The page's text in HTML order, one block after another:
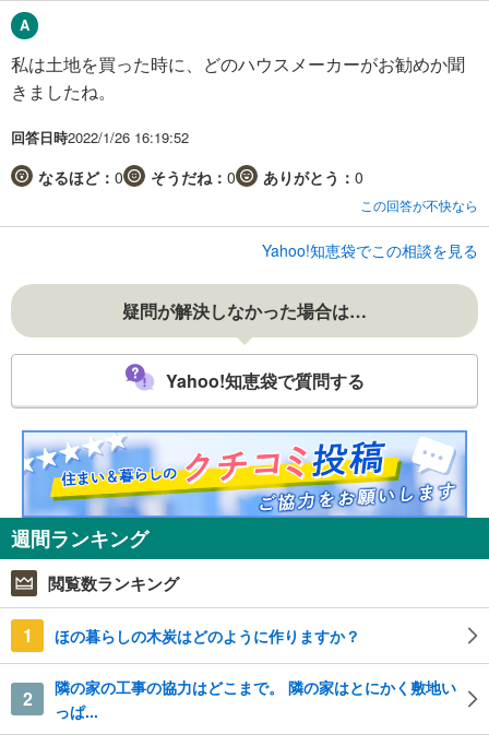
私は土地を買った時に、どのハウスメーカーがお勧めか聞
きましたね。
回答日時2022/1/26 16:19:52
なるほど： 0 そうだね： 0 ありがとう： 0
この回答が不快なら
Yahoo!知恵袋でこの相談を見る
疑問が解決しなかった場合は…
Yahoo!知恵袋で質問する
週間ランキング
閲覧数ランキング
1 ほの暮らしの木炭はどのように作りますか？
2
隣の家の工事の協力はどこまで。 隣の家はとにかく敷地い
っぱ...